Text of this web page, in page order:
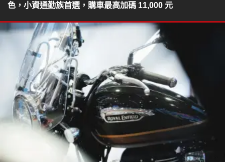
色，小資通勤族首選，購車最高加碼 11,000 元